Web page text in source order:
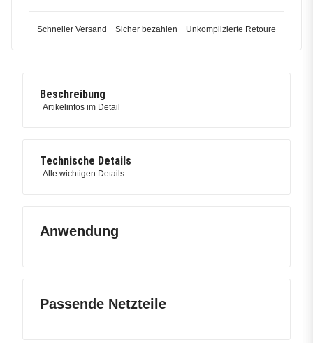
Schneller Versand Sicher bezahlen Unkomplizierte Retoure
Beschreibung
Artikelinfos im Detail
Technische Details
Alle wichtigen Details
Anwendung
Passende Netzteile